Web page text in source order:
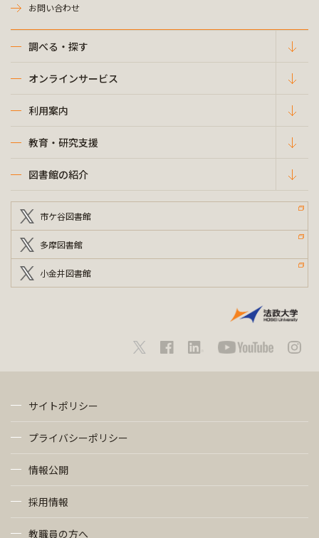
お問い合わせ
調べる・探す
オンラインサービス
利用案内
教育・研究支援
図書館の紹介
市ケ谷図書館
多摩図書館
小金井図書館
サイトポリシー
プライバシーポリシー
情報公開
採用情報
教職員の方へ